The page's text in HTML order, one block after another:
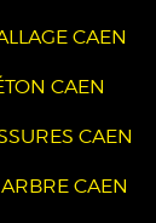
CAEN
CAEN
CAEN
CAEN